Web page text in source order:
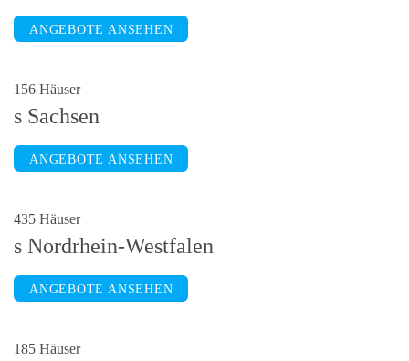
ANGEBOTE ANSEHEN
156 Häuser
Sachsen
ANGEBOTE ANSEHEN
435 Häuser
Nordrhein-Westfalen
ANGEBOTE ANSEHEN
185 Häuser